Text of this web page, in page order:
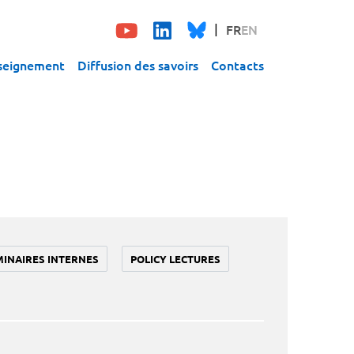
FREN
Diffusion des savoirs Contacts
INTERNES POLICY LECTURES